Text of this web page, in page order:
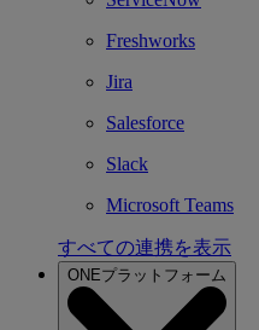
Freshworks
Jira
Salesforce
Slack
Microsoft Teams
すべての連携を表示
ONEプラットフォーム